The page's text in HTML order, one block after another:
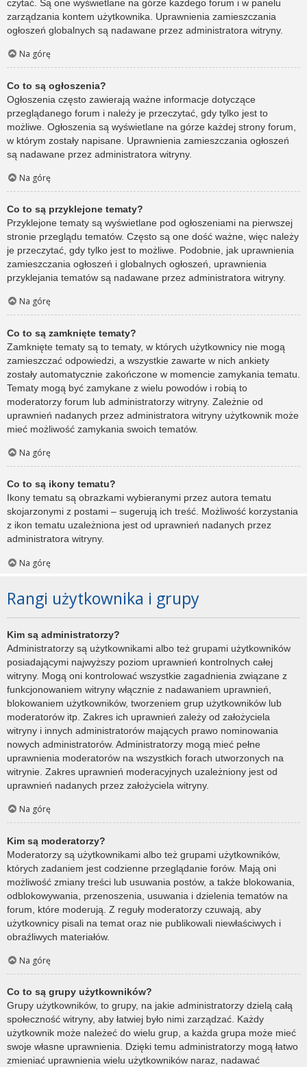
czytać. Są one wyświetlane na górze każdego forum i w panelu
zarządzania kontem użytkownika. Uprawnienia zamieszczania
ogłoszeń globalnych są nadawane przez administratora witryny.
Na górę
Co to są ogłoszenia?
Ogłoszenia często zawierają ważne informacje dotyczące
przeglądanego forum i należy je przeczytać, gdy tylko jest to
możliwe. Ogłoszenia są wyświetlane na górze każdej strony forum,
w którym zostały napisane. Uprawnienia zamieszczania ogłoszeń
są nadawane przez administratora witryny.
Na górę
Co to są przyklejone tematy?
Przyklejone tematy są wyświetlane pod ogłoszeniami na pierwszej
stronie przeglądu tematów. Często są one dość ważne, więc należy
je przeczytać, gdy tylko jest to możliwe. Podobnie, jak uprawnienia
zamieszczania ogłoszeń i globalnych ogłoszeń, uprawnienia
przyklejania tematów są nadawane przez administratora witryny.
Na górę
Co to są zamknięte tematy?
Zamknięte tematy są to tematy, w których użytkownicy nie mogą
zamieszczać odpowiedzi, a wszystkie zawarte w nich ankiety
zostały automatycznie zakończone w momencie zamykania tematu.
Tematy mogą być zamykane z wielu powodów i robią to
moderatorzy forum lub administratorzy witryny. Zależnie od
uprawnień nadanych przez administratora witryny użytkownik może
mieć możliwość zamykania swoich tematów.
Na górę
Co to są ikony tematu?
Ikony tematu są obrazkami wybieranymi przez autora tematu
skojarzonymi z postami – sugerują ich treść. Możliwość korzystania
z ikon tematu uzależniona jest od uprawnień nadanych przez
administratora witryny.
Na górę
Rangi użytkownika i grupy
Kim są administratorzy?
Administratorzy są użytkownikami albo też grupami użytkowników
posiadającymi najwyższy poziom uprawnień kontrolnych całej
witryny. Mogą oni kontrolować wszystkie zagadnienia związane z
funkcjonowaniem witryny włącznie z nadawaniem uprawnień,
blokowaniem użytkowników, tworzeniem grup użytkowników lub
moderatorów itp. Zakres ich uprawnień zależy od założyciela
witryny i innych administratorów mających prawo nominowania
nowych administratorów. Administratorzy mogą mieć pełne
uprawnienia moderatorów na wszystkich forach utworzonych na
witrynie. Zakres uprawnień moderacyjnych uzależniony jest od
uprawnień nadanych przez założyciela witryny.
Na górę
Kim są moderatorzy?
Moderatorzy są użytkownikami albo też grupami użytkowników,
których zadaniem jest codzienne przeglądanie forów. Mają oni
możliwość zmiany treści lub usuwania postów, a także blokowania,
odblokowywania, przenoszenia, usuwania i dzielenia tematów na
forum, które moderują. Z reguły moderatorzy czuwają, aby
użytkownicy pisali na temat oraz nie publikowali niewłaściwych i
obraźliwych materiałów.
Na górę
Co to są grupy użytkowników?
Grupy użytkowników, to grupy, na jakie administratorzy dzielą całą
społeczność witryny, aby łatwiej było nimi zarządzać. Każdy
użytkownik może należeć do wielu grup, a każda grupa może mieć
swoje własne uprawnienia. Dzięki temu administratorzy mogą łatwo
zmieniać uprawnienia wielu użytkowników naraz, nadawać